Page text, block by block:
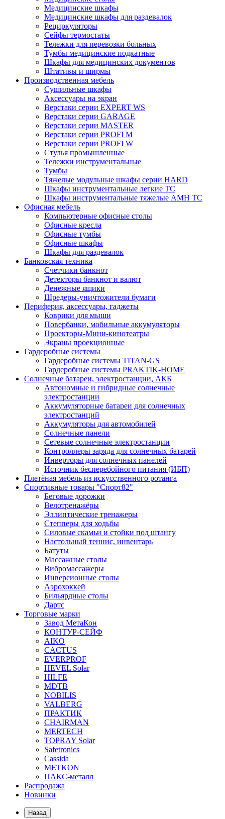
Медицинские шкафы
Медицинские шкафы для раздевалок
Рециркуляторы
Сейфы термостаты
Тележки для перевозки больных
Тумбы медицинские подкатные
Шкафы для медицинских документов
Штативы и ширмы
Производственная мебель
Cушильные шкафы
Аксессуары на экран
Верстаки серии EXPERT WS
Верстаки серии GARAGE
Верстаки серии MASTER
Верстаки серии PROFI M
Верстаки серии PROFI W
Стулья промышленные
Тележки инструментальные
Тумбы
Тяжелые модульные шкафы серии HARD
Шкафы инструментальные легкие ТС
Шкафы инструментальные тяжелые AMH TC
Офисная мебель
Компьютерные офисные столы
Офисные кресла
Офисные тумбы
Офисные шкафы
Шкафы для раздевалок
Банковская техника
Счетчики банкнот
Детекторы банкнот и валют
Денежные ящики
Шредеры-уничтожители бумаги
Периферия, аксессуары, гаджеты
Коврики для мыши
Повербанки, мобильные аккумуляторы
Проекторы-Мини-кинотеатры
Экраны проекционные
Гардеробные системы
Гардеробные системы TITAN-GS
Гардеробные системы PRAKTIK-HOME
Солнечные батареи, электростанции, АКБ
Автономные и гибридные солнечные
электростанции
Аккумуляторные батареи для солнечных
электростанций
Аккумуляторы для автомобилей
Солнечные панели
Сетевые солнечные электростанции
Контроллеры заряда для солнечных батарей
Инверторы для солнечных панелей
Источник бесперебойного питания (ИБП)
Плетёная мебель из искусственного ротанга
Спортивные товары "Спорт82"
Беговые дорожки
Велотренажёры
Эллиптические тренажеры
Степперы для ходьбы
Силовые скамьи и стойки под штангу
Настольный теннис, инвентарь
Батуты
Массажные столы
Вибромассажеры
Инверсионные столы
Аэрохоккей
Бильярдные столы
Дартс
Торговые марки
Завод МетаКон
КОНТУР-СЕЙФ
AIKO
CACTUS
EVERPROF
HEVEL Solar
HILFE
MDTB
NOBILIS
VALBERG
ПРАКТИК
CHAIRMAN
MERTECH
TOPRAY Solar
Safetronics
Cassida
METKON
ПАКС-металл
Распродажа
Новинки
Назад